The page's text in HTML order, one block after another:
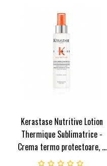
Kerastase Nutritive Lotion
Thermique Sublimatrice -
Crema termo protectoare, ...